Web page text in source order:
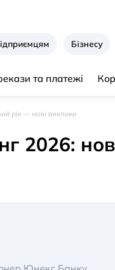
Бізнесу
та платежі
рік — нові виклики
2026: